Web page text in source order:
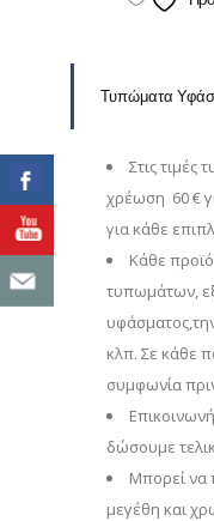
Τυπώματα
Στις τιμές
χρέωση 60 €
για κάθε
Κάθε
τυπωμάτων,
κλπ. Σε κάθε
συμφωνία
δώσουμε
Μπορεί να
μεγέθη και